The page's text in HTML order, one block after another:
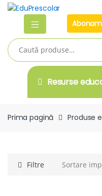
Skip
navigation
Skip
Caută
după:
Resurse
Prima pagină Produse
Filtre